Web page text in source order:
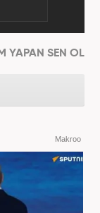
YAPAN SEN OL
Makroo